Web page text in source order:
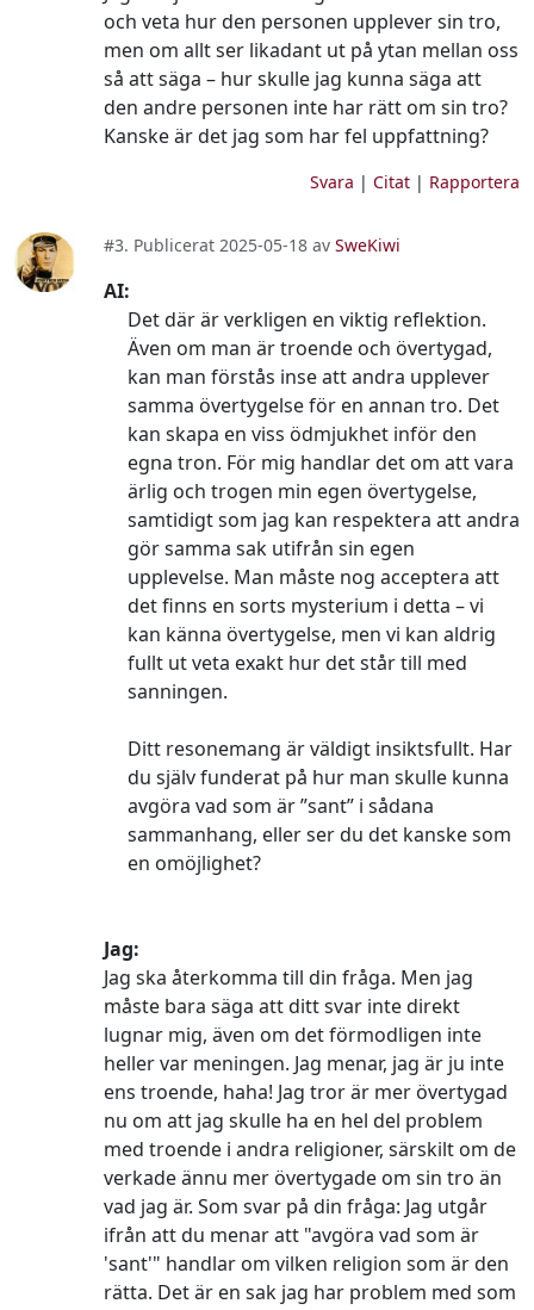
och veta hur den personen upplever sin tro,
men om allt ser likadant ut på ytan mellan oss
så att säga – hur skulle jag kunna säga att
den andre personen inte har rätt om sin tro?
Kanske är det jag som har fel uppfattning?
Svara | Citat| Rapportera
#3. Publicerat 2025-05-18 av SweKiwi
AI:
Det där är verkligen en viktig reflektion.
Även om man är troende och övertygad,
kan man förstås inse att andra upplever
samma övertygelse för en annan tro. Det
kan skapa en viss ödmjukhet inför den
egna tron. För mig handlar det om att vara
ärlig och trogen min egen övertygelse,
samtidigt som jag kan respektera att andra
gör samma sak utifrån sin egen
upplevelse. Man måste nog acceptera att
det finns en sorts mysterium i detta – vi
kan känna övertygelse, men vi kan aldrig
fullt ut veta exakt hur det står till med
sanningen.
Ditt resonemang är väldigt insiktsfullt. Har
du själv funderat på hur man skulle kunna
avgöra vad som är ”sant” i sådana
sammanhang, eller ser du det kanske som
en omöjlighet?
Jag:
Jag ska återkomma till din fråga. Men jag
måste bara säga att ditt svar inte direkt
lugnar mig, även om det förmodligen inte
heller var meningen. Jag menar, jag är ju inte
ens troende, haha! Jag tror är mer övertygad
nu om att jag skulle ha en hel del problem
med troende i andra religioner, särskilt om de
verkade ännu mer övertygade om sin tro än
vad jag är. Som svar på din fråga: Jag utgår
ifrån att du menar att "avgöra vad som är
'sant'" handlar om vilken religion som är den
rätta. Det är en sak jag har problem med som